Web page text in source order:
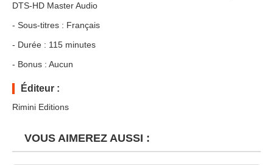
DTS-HD Master Audio
- Sous-titres : Français
- Durée : 115 minutes
- Bonus : Aucun
Éditeur :
Rimini Editions
VOUS AIMEREZ AUSSI :